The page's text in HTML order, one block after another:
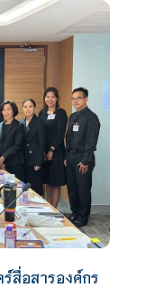
สื่อสารองค์กร